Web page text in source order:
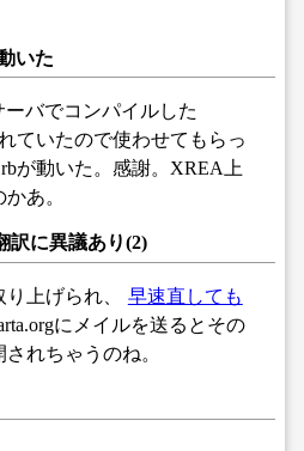
いた
バでコンパイルした
ていたので使わせてもらっ
が動いた。感謝。XREA上
あ。
訳に異議あり(2)
上げられ、
早速直しても
にメイルを送るとその
れちゃうのね。